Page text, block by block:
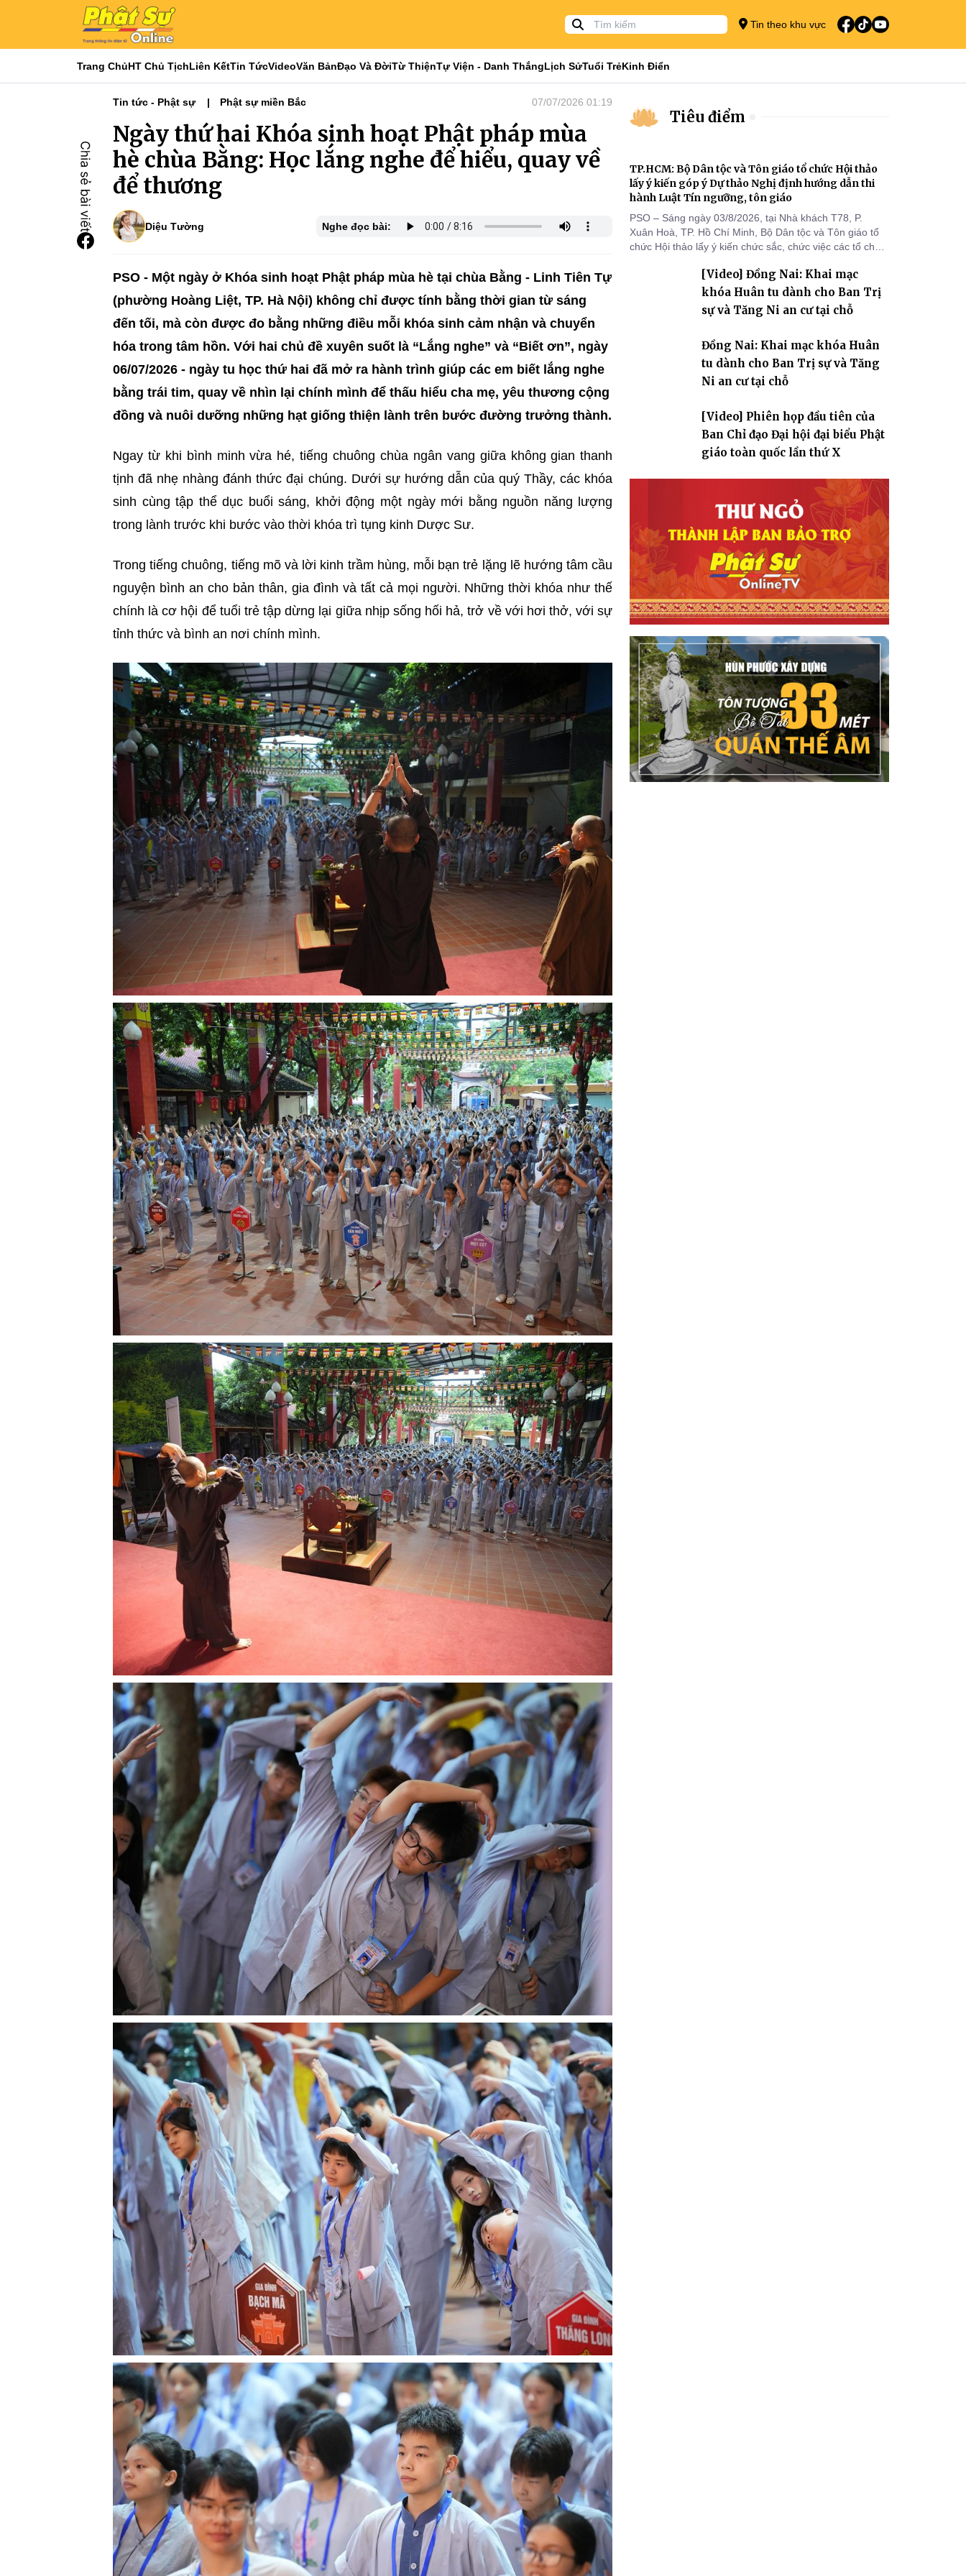
Tin theo khu vực
Trang ChủHT Chủ TịchLiên KếtTin TứcVideoVăn BảnĐạo Và ĐờiTừ ThiệnTự Viện - Danh ThắngLịch SửTuổi TrẻKinh Điển
Tin tức - Phật sự Phật sự miền Bắc 07/07/2026 01:19
Ngày thứ hai Khóa sinh hoạt Phật pháp mùa
hè chùa Bằng: Học lắng nghe để hiểu, quay về
để thương
Diệu Tường Nghe đọc bài:
PSO - Một ngày ở Khóa sinh hoạt Phật pháp mùa hè tại chùa Bằng - Linh Tiên Tự
(phường Hoàng Liệt, TP. Hà Nội) không chỉ được tính bằng thời gian từ sáng
đến tối, mà còn được đo bằng những điều mỗi khóa sinh cảm nhận và chuyển
hóa trong tâm hồn. Với hai chủ đề xuyên suốt là “Lắng nghe” và “Biết ơn”, ngày
06/07/2026 - ngày tu học thứ hai đã mở ra hành trình giúp các em biết lắng nghe
bằng trái tim, quay về nhìn lại chính mình để thấu hiểu cha mẹ, yêu thương cộng
đồng và nuôi dưỡng những hạt giống thiện lành trên bước đường trưởng thành.
Ngay từ khi bình minh vừa hé, tiếng chuông chùa ngân vang giữa không gian thanh
tịnh đã nhẹ nhàng đánh thức đại chúng. Dưới sự hướng dẫn của quý Thầy, các khóa
sinh cùng tập thể dục buổi sáng, khởi động một ngày mới bằng nguồn năng lượng
trong lành trước khi bước vào thời khóa trì tụng kinh Dược Sư.
Trong tiếng chuông, tiếng mõ và lời kinh trầm hùng, mỗi bạn trẻ lặng lẽ hướng tâm cầu
nguyện bình an cho bản thân, gia đình và tất cả mọi người. Những thời khóa như thế
chính là cơ hội để tuổi trẻ tập dừng lại giữa nhịp sống hối hả, trở về với hơi thở, với sự
tỉnh thức và bình an nơi chính mình.
Tiêu điểm
TP.HCM: Bộ Dân tộc và Tôn giáo tổ chức Hội thảo
lấy ý kiến góp ý Dự thảo Nghị định hướng dẫn thi
hành Luật Tín ngưỡng, tôn giáo
PSO – Sáng ngày 03/8/2026, tại Nhà khách T78, P.
Xuân Hoà, TP. Hồ Chí Minh, Bộ Dân tộc và Tôn giáo tổ
chức Hội thảo lấy ý kiến chức sắc, chức việc các tổ chức
các tỉnh, thành phố khu vực phía Nam nhằm góp ý hoàn
thiện hồ sơ Dự thảo Nghị định quy định chi tiết một số
điều và biện pháp để tổ chức
[Video] Đồng Nai: Khai mạc
khóa Huân tu dành cho Ban Trị
sự và Tăng Ni an cư tại chỗ
Đồng Nai: Khai mạc khóa Huân
tu dành cho Ban Trị sự và Tăng
Ni an cư tại chỗ
[Video] Phiên họp đầu tiên của
Ban Chỉ đạo Đại hội đại biểu Phật
giáo toàn quốc lần thứ X